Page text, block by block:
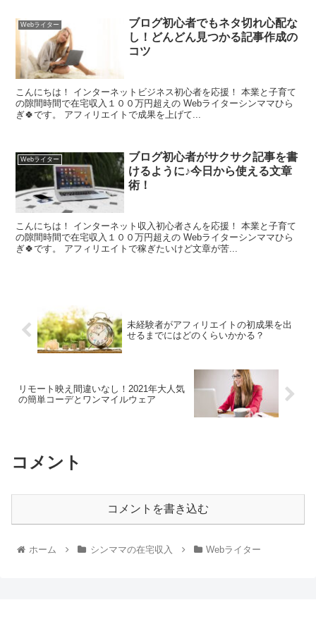
Webライター
ブログ初心者でもネタ切れ心配な
し！どんどん見つかる記事作成の
コツ
こんにちは！ インターネットビジネス初心者を応援！ 本業と子育て
の隙間時間で在宅収入１００万円超えの Webライターシンママひら
ぎ🍀です。 アフィリエイトで成果を上げて...
Webライター
ブログ初心者がサクサク記事を書
けるように♪今日から使える文章
術！
こんにちは！ インターネット収入初心者さんを応援！ 本業と子育て
の隙間時間で在宅収入１００万円超えの Webライターシンママひら
ぎ🍀です。 アフィリエイトで稼ぎたいけど文章が苦...
未経験者がアフィリエイトの初成果を出
せるまでにはどのくらいかかる？
リモート映え間違いなし！2021年大人気
の簡単コーデとワンマイルウェア
コメント
コメントを書き込む
ホーム シンママの在宅収入 Webライター